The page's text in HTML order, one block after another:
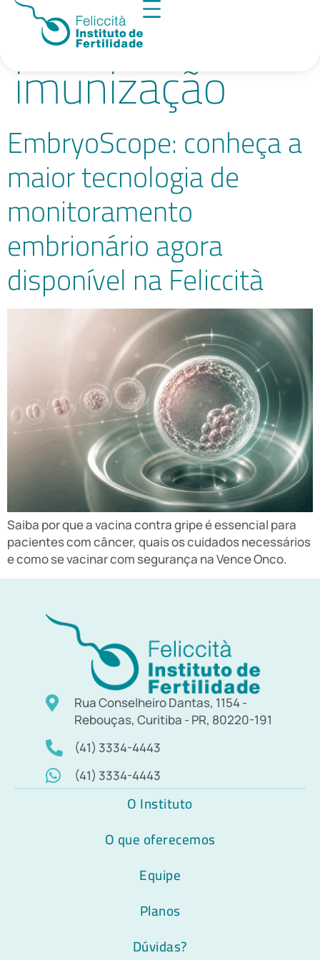
Tag:
imunização
EmbryoScope: conheça a
maior tecnologia de
monitoramento
embrionário agora
disponível na Feliccità
Saiba por que a vacina contra gripe é essencial para
pacientes com câncer, quais os cuidados necessários
e como se vacinar com segurança na Vence Onco.
Rua Conselheiro Dantas, 1154 -
Rebouças, Curitiba - PR, 80220-191
(41) 3334-4443
(41) 3334-4443
O Instituto
O que oferecemos
Equipe
Planos
Dúvidas?